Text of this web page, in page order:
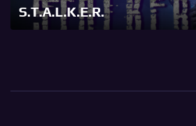
S.T.A.L.K.E.R.